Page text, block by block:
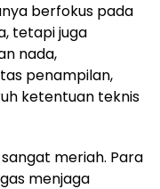
berfokus pada
tetapi juga
nada,
penampilan,
ketentuan teknis
meriah. Para
menjaga